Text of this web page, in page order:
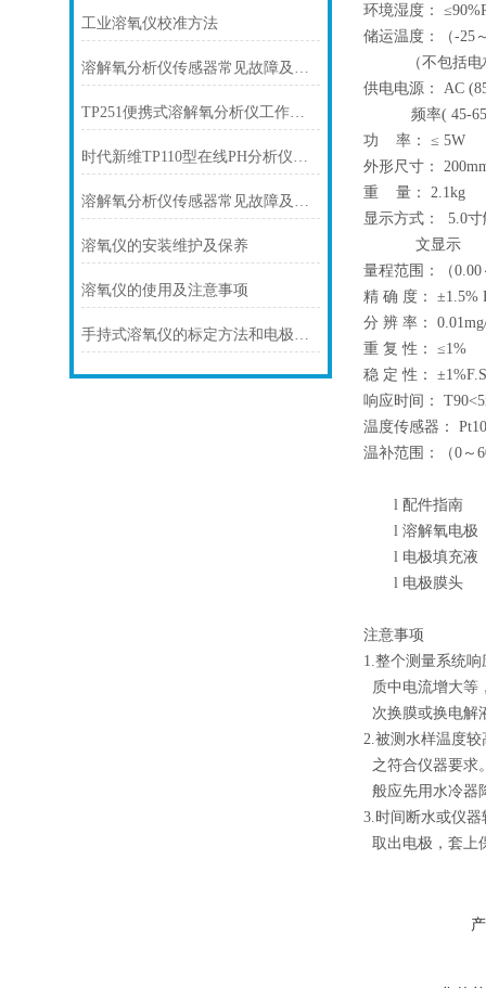
工业溶氧仪校准方法
溶解氧分析仪传感器常见故障及处理方法？
TP251便携式溶解氧分析仪工作原理
时代新维TP110型在线PH分析仪的工作原理
溶解氧分析仪传感器常见故障及处理方法
溶氧仪的安装维护及保养
溶氧仪的使用及注意事项
手持式溶氧仪的标定方法和电极的维护
环境湿度：
储运温度：（-25
（不包括电极
供电电源： AC
频率( 45-
功 率： ≤ 5W
外形尺寸：
重 量： 2.1kg
显示方式： 5.0
文显示
量程范围：（0.00
精 确 度： ±1.5%
分 辨 率：
重 复 性： ≤1%
稳 定 性：
响应时间：
温度传感器：
温补范围：（0～
l 配件指南
l 溶解氧电极
l 电极填充液
l 电极膜头
注意事项
1.整个测量系统
质中电流增大等
次换膜或换电解
2.被测水样温度
之符合仪器要求
般应先用水冷器
3.时间断水或仪
取出电极，套上